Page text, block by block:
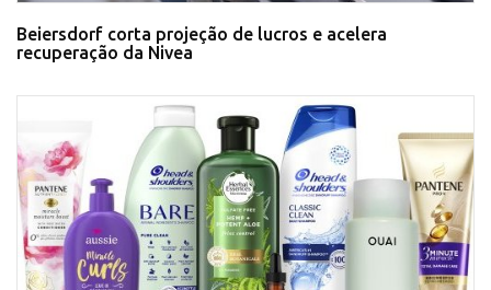
Beiersdorf corta projeção de lucros e acelera
recuperação da Nivea